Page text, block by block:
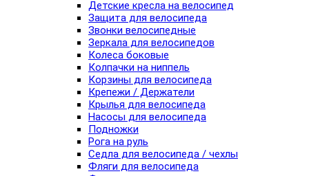
Детские кресла на велосипед
Защита для велосипеда
Звонки велосипедные
Зеркала для велосипедов
Колеса боковые
Колпачки на ниппель
Корзины для велосипеда
Крепежи / Держатели
Крылья для велосипеда
Насосы для велосипеда
Подножки
Рога на руль
Седла для велосипеда / чехлы
Фляги для велосипеда